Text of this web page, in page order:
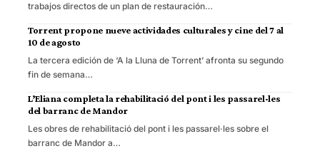
trabajos directos de un plan de restauración…
Torrent propone nueve actividades culturales y cine del 7 al
10 de agosto
La tercera edición de ‘A la Lluna de Torrent’ afronta su segundo
fin de semana…
L’Eliana completa la rehabilitació del pont i les passarel·les
del barranc de Mandor
Les obres de rehabilitació del pont i les passarel·les sobre el
barranc de Mandor a…